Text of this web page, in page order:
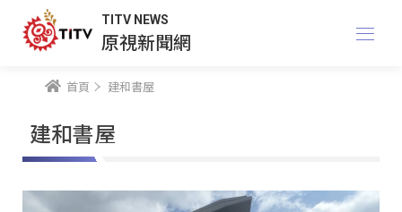
TITV NEWS
原視新聞網
首頁 建和書屋
建和書屋